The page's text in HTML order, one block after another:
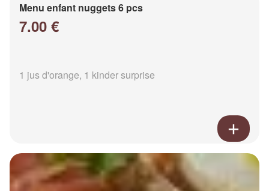
Menu enfant nuggets 6 pcs
7.00 €
1 jus d'orange, 1 kinder surprise